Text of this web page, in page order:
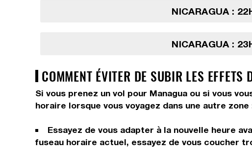
NICARAGUA :
NICARAGUA :
COMMENT ÉVITER DE SUBIR LES
Si vous prenez un vol pour Managua ou si vous
horaire lorsque vous voyagez dans une autre zone
Essayez de vous adapter à la nouvelle heure
fuseau horaire actuel, essayez de vous coucher